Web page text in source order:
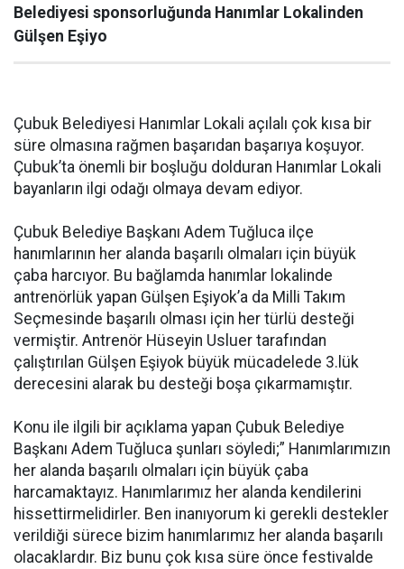
Belediyesi sponsorluğunda Hanımlar Lokalinden
Gülşen Eşiyo
Çubuk Belediyesi Hanımlar Lokali açılalı çok kısa bir
süre olmasına rağmen başarıdan başarıya koşuyor.
Çubuk’ta önemli bir boşluğu dolduran Hanımlar Lokali
bayanların ilgi odağı olmaya devam ediyor.
Çubuk Belediye Başkanı Adem Tuğluca ilçe
hanımlarının her alanda başarılı olmaları için büyük
çaba harcıyor. Bu bağlamda hanımlar lokalinde
antrenörlük yapan Gülşen Eşiyok’a da Milli Takım
Seçmesinde başarılı olması için her türlü desteği
vermiştir. Antrenör Hüseyin Usluer tarafından
çalıştırılan Gülşen Eşiyok büyük mücadelede 3.lük
derecesini alarak bu desteği boşa çıkarmamıştır.
Konu ile ilgili bir açıklama yapan Çubuk Belediye
Başkanı Adem Tuğluca şunları söyledi;” Hanımlarımızın
her alanda başarılı olmaları için büyük çaba
harcamaktayız. Hanımlarımız her alanda kendilerini
hissettirmelidirler. Ben inanıyorum ki gerekli destekler
verildiği sürece bizim hanımlarımız her alanda başarılı
olacaklardır. Biz bunu çok kısa süre önce festivalde